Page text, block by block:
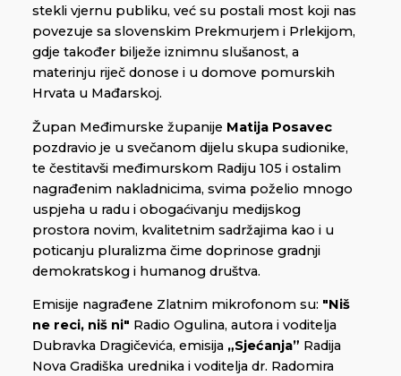
stekli vjernu publiku, već su postali most koji nas
povezuje sa slovenskim Prekmurjem i Prlekijom,
gdje također bilježe iznimnu slušanost, a
materinju riječ donose i u domove pomurskih
Hrvata u Mađarskoj.
Župan Međimurske županije Matija Posavec
pozdravio je u svečanom dijelu skupa sudionike,
te čestitavši međimurskom Radiju 105 i ostalim
nagrađenim nakladnicima, svima poželio mnogo
uspjeha u radu i obogaćivanju medijskog
prostora novim, kvalitetnim sadržajima kao i u
poticanju pluralizma čime doprinose gradnji
demokratskog i humanog društva.
Emisije nagrađene Zlatnim mikrofonom su: "Niš
ne reci, niš ni" Radio Ogulina, autora i voditelja
Dubravka Dragičevića, emisija „Sjećanja” Radija
Nova Gradiška urednika i voditelja dr. Radomira